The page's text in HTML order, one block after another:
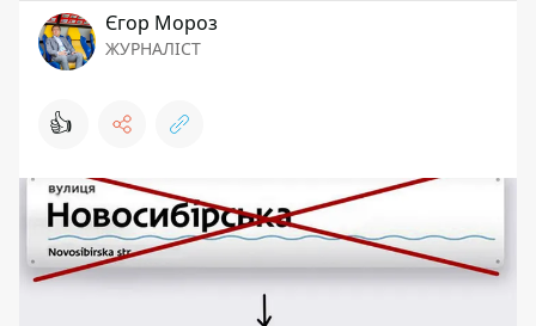
Єгор Мороз
ЖУРНАЛІСТ
👍